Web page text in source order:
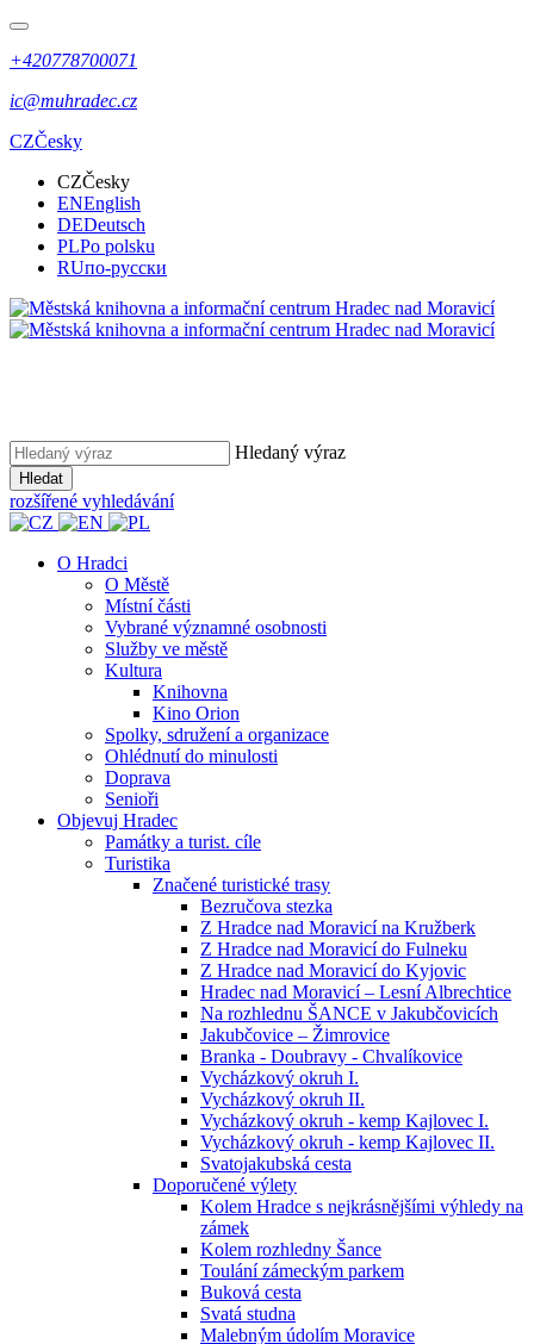
+420778700071
ic@muhradec.cz
CZČesky
CZČesky
ENEnglish
DEDeutsch
PLPo polsku
RUпо-русски
Hledaný výraz
Hledat
rozšířené vyhledávání
O Hradci
O Městě
Místní části
Vybrané významné osobnosti
Služby ve městě
Kultura
Knihovna
Kino Orion
Spolky, sdružení a organizace
Ohlédnutí do minulosti
Doprava
Senioři
Objevuj Hradec
Památky a turist. cíle
Turistika
Značené turistické trasy
Bezručova stezka
Z Hradce nad Moravicí na Kružberk
Z Hradce nad Moravicí do Fulneku
Z Hradce nad Moravicí do Kyjovic
Hradec nad Moravicí – Lesní Albrechtice
Na rozhlednu ŠANCE v Jakubčovicích
Jakubčovice – Žimrovice
Branka - Doubravy - Chvalíkovice
Vycházkový okruh I.
Vycházkový okruh II.
Vycházkový okruh - kemp Kajlovec I.
Vycházkový okruh - kemp Kajlovec II.
Svatojakubská cesta
Doporučené výlety
Kolem Hradce s nejkrásnějšími výhledy na
zámek
Kolem rozhledny Šance
Toulání zámeckým parkem
Buková cesta
Svatá studna
Malebným údolím Moravice